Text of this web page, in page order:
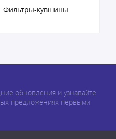
Фильтры-кувшины
обновления и узнавайте
предложениях первыми